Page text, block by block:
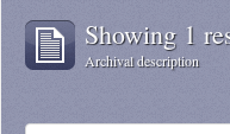
Showing 1
Archival description